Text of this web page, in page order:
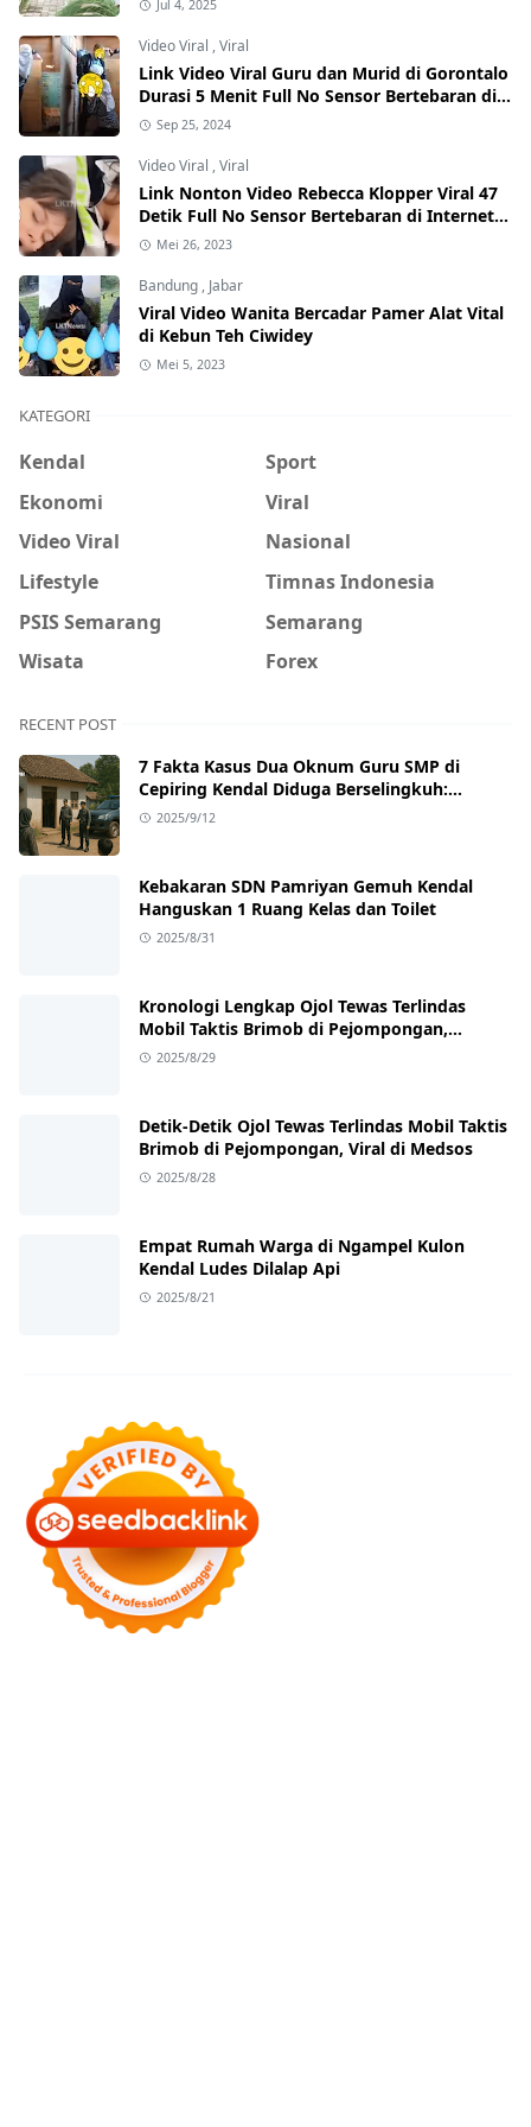
Jul 4, 2025
Video Viral ,Viral
Link Video Viral Guru dan Murid di Gorontalo
Durasi 5 Menit Full No Sensor Bertebaran di
Internet, Hati-Hati Phising!
Sep 25, 2024
Video Viral ,Viral
Link Nonton Video Rebecca Klopper Viral 47
Detik Full No Sensor Bertebaran di Internet,
Hati-Hati Phising!
Mei 26, 2023
Bandung , Jabar
Viral Video Wanita Bercadar Pamer Alat Vital
di Kebun Teh Ciwidey
Mei 5, 2023
KATEGORI
Kendal
Sport
Ekonomi
Viral
Video Viral
Nasional
Lifestyle
Timnas Indonesia
PSIS Semarang
Semarang
Wisata
Forex
RECENT POST
7 Fakta Kasus Dua Oknum Guru SMP di
Cepiring Kendal Diduga Berselingkuh:
Kronologi, Pengakuan, hingga Sanksi
2025/9/12
Kebakaran SDN Pamriyan Gemuh Kendal
Hanguskan 1 Ruang Kelas dan Toilet
2025/8/31
Kronologi Lengkap Ojol Tewas Terlindas
Mobil Taktis Brimob di Pejompongan,
Ternyata Sedang Antar Orderan
2025/8/29
Detik-Detik Ojol Tewas Terlindas Mobil Taktis
Brimob di Pejompongan, Viral di Medsos
2025/8/28
Empat Rumah Warga di Ngampel Kulon
Kendal Ludes Dilalap Api
2025/8/21